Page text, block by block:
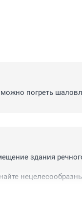
погреть
здания